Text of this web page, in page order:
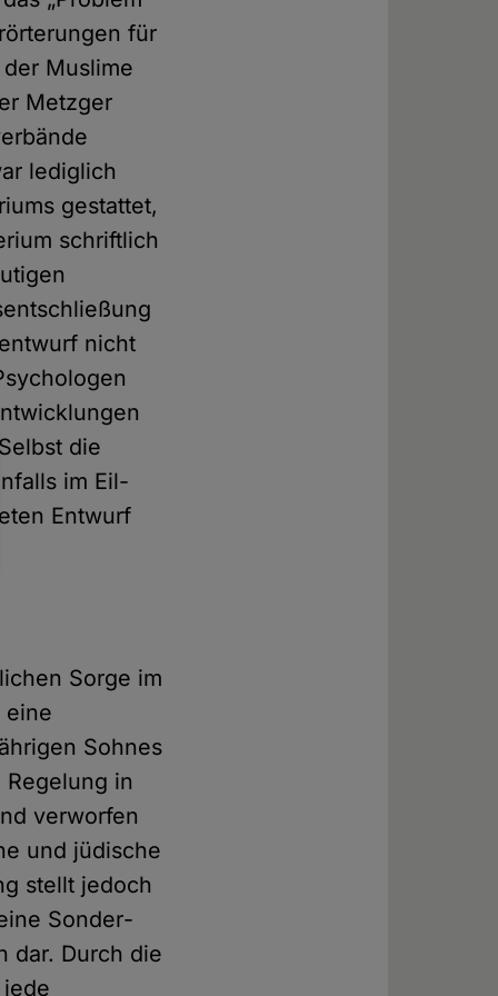
für
Muslime
Metzger
lediglich
gestattet,
schriftlich
nicht
die
im Eil­
Entwurf
Sorge im
eine
Sohnes
in
verworfen
und jüdische
stellt jedoch
Sonder­
dar. Durch die